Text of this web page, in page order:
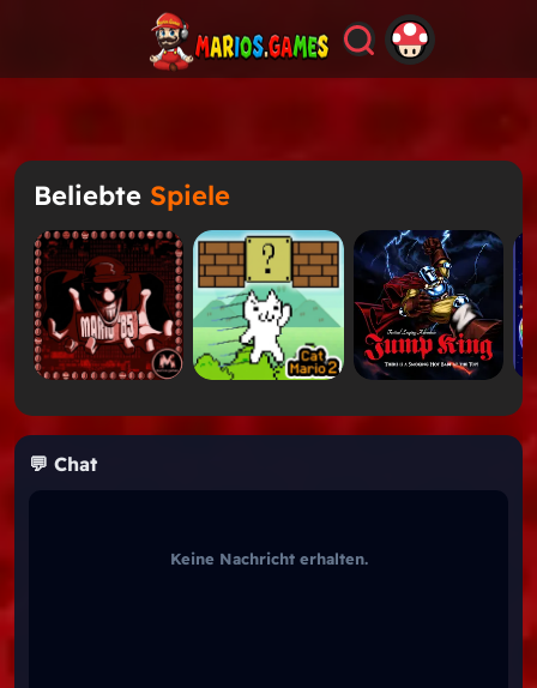
Beliebte Spiele
💬 Chat
Keine Nachricht erhalten.